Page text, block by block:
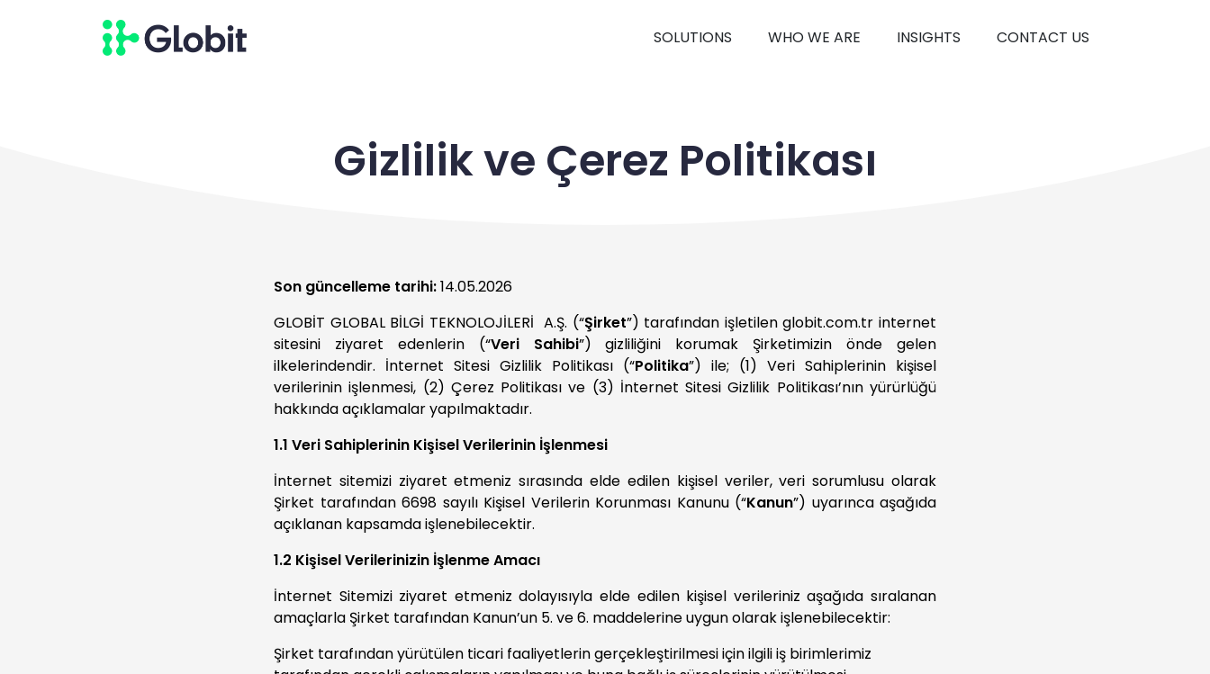
SOLUTIONS WHO WE ARE INSIGHTS CONTACT US
Gizlilik ve Çerez Politikası
Son güncelleme tarihi:14.05.2026
GLOBİT GLOBAL BİLGİ TEKNOLOJİLERİ A.Ş. (“Şirket”) tarafından işletilen globit.com.tr internet
sitesini ziyaret edenlerin (“Veri Sahibi”) gizliliğini korumak Şirketimizin önde gelen
ilkelerindendir. İnternet Sitesi Gizlilik Politikası (“Politika”) ile; (1) Veri Sahiplerinin kişisel
verilerinin işlenmesi, (2) Çerez Politikası ve (3) İnternet Sitesi Gizlilik Politikası’nın yürürlüğü
hakkında açıklamalar yapılmaktadır.
1.1 Veri Sahiplerinin Kişisel Verilerinin İşlenmesi
İnternet sitemizi ziyaret etmeniz sırasında elde edilen kişisel veriler, veri sorumlusu olarak
Şirket tarafından 6698 sayılı Kişisel Verilerin Korunması Kanunu (“Kanun”) uyarınca aşağıda
açıklanan kapsamda işlenebilecektir.
1.2 Kişisel Verilerinizin İşlenme Amacı
İnternet Sitemizi ziyaret etmeniz dolayısıyla elde edilen kişisel verileriniz aşağıda sıralanan
amaçlarla Şirket tarafından Kanun’un 5. ve 6. maddelerine uygun olarak işlenebilecektir:
Şirket tarafından yürütülen ticari faaliyetlerin gerçekleştirilmesi için ilgili iş birimlerimiz